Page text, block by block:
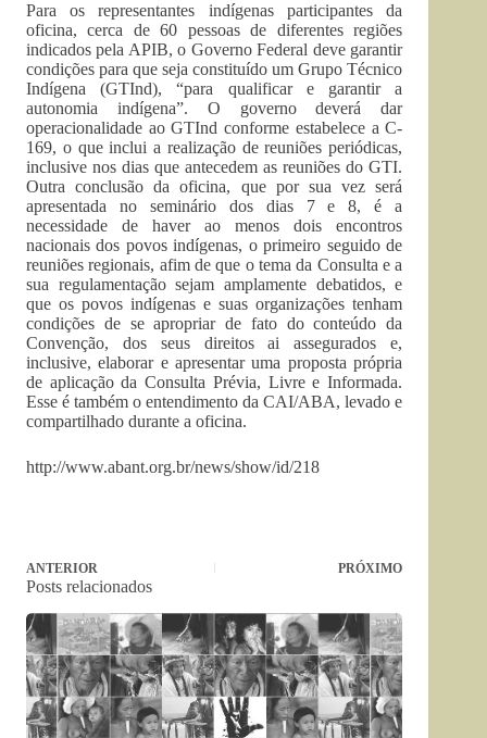
Para os representantes indígenas participantes da
oficina, cerca de 60 pessoas de diferentes regiões
indicados pela APIB, o Governo Federal deve garantir
condições para que seja constituído um Grupo Técnico
Indígena (GTInd), “para qualificar e garantir a
autonomia indígena”. O governo deverá dar
operacionalidade ao GTInd conforme estabelece a C-
169, o que inclui a realização de reuniões periódicas,
inclusive nos dias que antecedem as reuniões do GTI.
Outra conclusão da oficina, que por sua vez será
apresentada no seminário dos dias 7 e 8, é a
necessidade de haver ao menos dois encontros
nacionais dos povos indígenas, o primeiro seguido de
reuniões regionais, afim de que o tema da Consulta e a
sua regulamentação sejam amplamente debatidos, e
que os povos indígenas e suas organizações tenham
condições de se apropriar de fato do conteúdo da
Convenção, dos seus direitos ai assegurados e,
inclusive, elaborar e apresentar uma proposta própria
de aplicação da Consulta Prévia, Livre e Informada.
Esse é também o entendimento da CAI/ABA, levado e
compartilhado durante a oficina.
http://www.abant.org.br/news/show/id/218
ANTERIOR PRÓXIMO
Posts relacionados